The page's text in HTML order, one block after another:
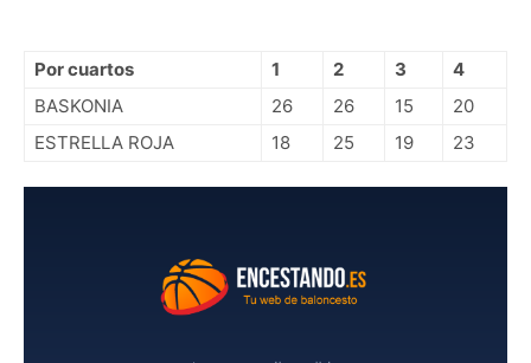
Por cuartos 1 2 3
4
BASKONIA
26 26 15
20
ESTRELLA ROJA
18 25 19 23